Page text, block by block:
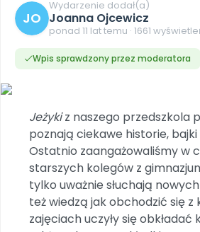
Scenariusze i artykuły
Pomoce dydaktyczne
Plany tygodniowe
Praca wychowawcza
Bliżejprzedszkolne
Zestawy do pobrania
POLECAMY
Miesięczniki
Ebooki
Wszystko dla przedszkoli
Zamówienia hurtowe
NA SKRÓTY
Letnia wyprzedaż
Promocje w sklepie
Szkolenia w Twojej placówce
Konferencje
Spotkania na dużą skalę
POLECAMY
Akademia Muzyki i Ruchu
Szkolenia muzyczne
E-wydania miesięcznika
INNE
Ebooki
Nasze interaktywne ebooki
Pakiet bliżej MAX
Dookoła Polski
Poznajemy regiony
Sensosmyki
Patronat BLIŻEJ PRZEDSZKOLA
Nauka liter i głosek
Sprintem do maratonu
Ruch i motywacja
Bliżej Pieska
Pomoc zwierzętom
Wygrywaj nagrody
SOCIAL MEDIA
Facebook
Aktualności
TikTok
Zobacz nas na TikToku
YouTube
Filmy edukacyjne
JO
Wydarzenie dodał(a)
Joanna Ojcewicz
ponad 11 lat temu · 1661
Wpis sprawdzony przez moderatora
Jeżykiz naszego przedszkola
poznają ciekawe historie, bajki
Ostatnio zaangażowaliśmy w
starszych kolegów z
tylko uważnie słuchają
też wiedzą jak obchodzić się z
zajęciach uczyły się obkładać